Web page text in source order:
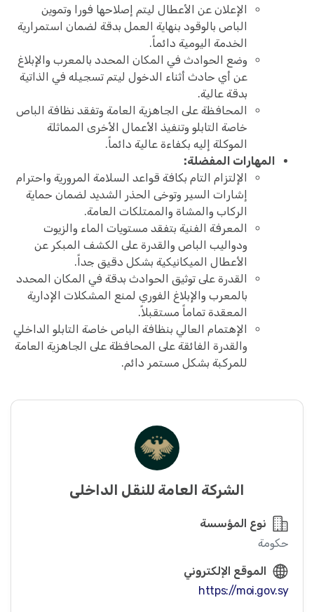
الإعلان عن الأعطال ليتم إصلاحها فورا وتموين
الباص بالوقود بنهاية العمل بدقة لضمان استمرارية
الخدمة اليومية دائماً.
وضع الحوادث في المكان المحدد بالمعرب والإبلاغ
عن أي حادث أثناء الدخول ليتم تسجيله في الذاتية
بدقة عالية.
المحافظة على الجاهزية العامة وتفقد نظافة الباص
خاصة التابلو وتنفيذ الأعمال الأخرى المماثلة
الموكلة إليه بكفاءة عالية دائماً.
المهارات المفضلة:
الإلتزام التام بكافة قواعد السلامة المرورية واحترام
إشارات السير وتوخى الحذر الشديد لضمان حماية
الركاب والمشاة والممتلكات العامة.
المعرفة الفنية بتفقد مستويات الماء والزيوت
ودواليب الباص والقدرة على الكشف المبكر عن
الأعطال الميكانيكية بشكل دقيق جداً.
القدرة على توثيق الحوادث بدقة في المكان المحدد
بالمعرب والإبلاغ الفوري لمنع المشكلات الإدارية
المعقدة تماماً مستقبلاً.
الإهتمام العالي بنظافة الباص خاصة التابلو الداخلي
والقدرة الفائقة على المحافظة على الجاهزية العامة
للمركبة بشكل مستمر دائم.
الشركة العامة للنقل الداخلي
نوع المؤسسة
حكومة
الموقع الإلكتروني
https://moi.gov.sy